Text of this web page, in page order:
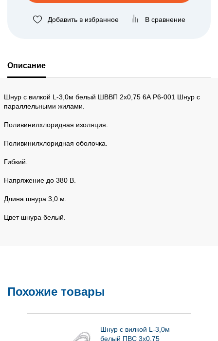
Добавить в избранное В сравнение
Описание
Шнур с вилкой L-3,0м белый ШВВП 2х0,75 6А Р6-001 Шнур с
параллельными жилами.
Поливинилхлоридная изоляция.
Поливинилхлоридная оболочка.
Гибкий.
Напряжение до 380 В.
Длина шнура 3,0 м.
Цвет шнура белый.
Похожие товары
Шнур с вилкой L-3,0м
белый ПВС 3х0,75